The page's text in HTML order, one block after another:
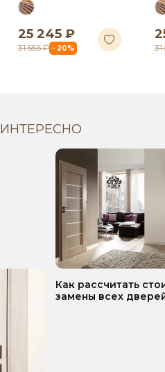
25 245 ₽
31 556 ₽ - 20%
ИНТЕРЕСНО
Как рассчитать
замены всех